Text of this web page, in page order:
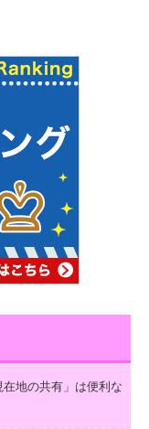
在地の共有」は便利な